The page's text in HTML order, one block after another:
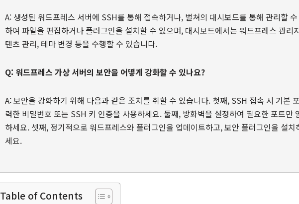
A: 생성된 워드프레스 서버에 SSH를 통해 접속하거나, 벌쳐의 대시보드를 통해 관리할
하여 파일을 편집하거나 플러그인을 설치할 수 있으며, 대시보드에서는 워드프레스 관리
텐츠 관리, 테마 변경 등을 수행할 수 있습니다.
Q: 워드프레스 가상 서버의 보안을 어떻게 강화할 수 있나요?
A: 보안을 강화하기 위해 다음과 같은 조치를 취할 수 있습니다. 첫째, SSH 접속 시 기본
력한 비밀번호 또는 SSH 키 인증을 사용하세요. 둘째, 방화벽을 설정하여 필요한 포트만
하세요. 셋째, 정기적으로 워드프레스와 플러그인을 업데이트하고, 보안 플러그인을 설
세요.
Table of Contents